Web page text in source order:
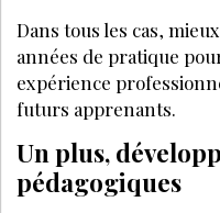
Dans tous les cas,
années de pratique
expérience
futurs apprenants.
Un plus,
pédagogiques